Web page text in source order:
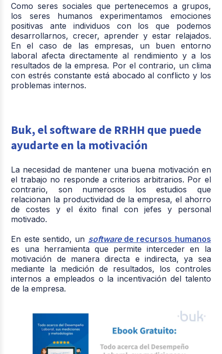
Como seres sociales que pertenecemos a grupos,
los seres humanos experimentamos emociones
positivas ante individuos con los que podemos
desarrollarnos, crecer, aprender y estar relajados.
En el caso de las empresas, un buen entorno
laboral afecta directamente al rendimiento y a los
resultados de la empresa. Por el contrario, un clima
con estrés constante está abocado al conflicto y los
problemas internos.
Buk, el software de RRHH que puede
ayudarte en la motivación
La necesidad de mantener una buena motivación en
el trabajo no responde a criterios arbitrarios. Por el
contrario, son numerosos los estudios que
relacionan la productividad de la empresa, el ahorro
de costes y el éxito final con jefes y personal
motivado.
En este sentido, un softwarede recursos humanos
es una herramienta que permite interceder en la
motivación de manera directa e indirecta, ya sea
mediante la medición de resultados, los controles
internos a empleados o la incentivación del talento
de la empresa.